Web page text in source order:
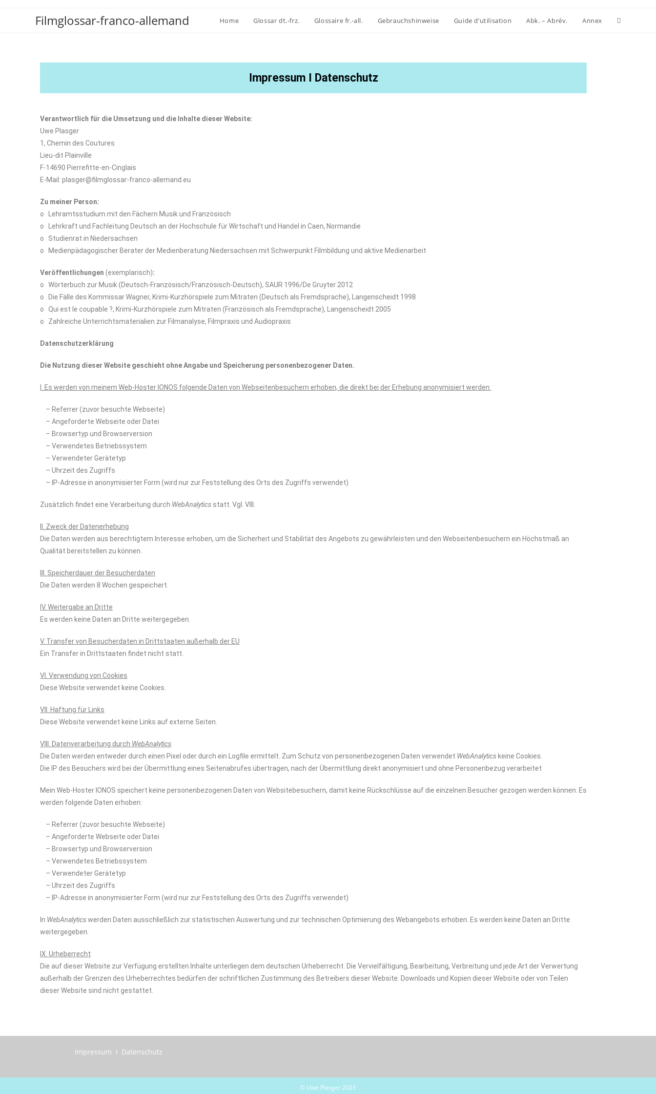
Filmglossar-franco-allemand Home Glossar dt.-frz. Glossaire fr.-all. Gebrauchshinweise Guide d’utilisation Abk. – Abrév. Annex
Impressum I Datenschutz
Verantwortlich für die Umsetzung und die Inhalte dieser Website:
Uwe Plasger
1, Chemin des Coutures
Lieu-dit Plainville
F-14690 Pierrefitte-en-Cinglais
E-Mail: plasger@filmglossar-franco-allemand.eu
Zu meiner Person:
o Lehramtsstudium mit den Fächern Musik und Französisch
o Lehrkraft und Fachleitung Deutsch an der Hochschule für Wirtschaft und Handel in Caen, Normandie
o Studienrat in Niedersachsen
o Medienpädagogischer Berater der Medienberatung Niedersachsen mit Schwerpunkt Filmbildung und aktive Medienarbeit
Veröffentlichungen (exemplarisch):
o Wörterbuch zur Musik (Deutsch-Französisch/Französisch-Deutsch), SAUR 1996/De Gruyter 2012
o Die Fälle des Kommissar Wagner, Krimi-Kurzhörspiele zum Mitraten (Deutsch als Fremdsprache), Langenscheidt 1998
o Qui est le coupable ?, Krimi-Kurzhörspiele zum Mitraten (Französisch als Fremdsprache), Langenscheidt 2005
o Zahlreiche Unterrichtsmaterialien zur Filmanalyse, Filmpraxis und Audiopraxis
Datenschutzerklärung
Die Nutzung dieser Website geschieht ohne Angabe und Speicherung personenbezogener Daten.
I. Es werden von meinem Web-Hoster IONOS folgende Daten von Webseitenbesuchern erhoben, die direkt bei der Erhebung anonymisiert werden:
– Referrer (zuvor besuchte Webseite)
– Angeforderte Webseite oder Datei
– Browsertyp und Browserversion
– Verwendetes Betriebssystem
– Verwendeter Gerätetyp
– Uhrzeit des Zugriffs
– IP-Adresse in anonymisierter Form (wird nur zur Feststellung des Orts des Zugriffs verwendet)
Zusätzlich findet eine Verarbeitung durch WebAnalytics statt. Vgl. VIII.
II. Zweck der Datenerhebung
Die Daten werden aus berechtigtem Interesse erhoben, um die Sicherheit und Stabilität des Angebots zu gewährleisten und den Webseitenbesuchern ein Höchstmaß an
Qualität bereitstellen zu können.
III. Speicherdauer der Besucherdaten
Die Daten werden 8 Wochen gespeichert.
IV. Weitergabe an Dritte
Es werden keine Daten an Dritte weitergegeben.
V. Transfer von Besucherdaten in Drittstaaten außerhalb der EU
Ein Transfer in Drittstaaten findet nicht statt.
VI. Verwendung von Cookies
Diese Website verwendet keine Cookies.
VII. Haftung für Links
Diese Website verwendet keine Links auf externe Seiten.
VIII. Datenverarbeitung durch WebAnalytics
Die Daten werden entweder durch einen Pixel oder durch ein Logfile ermittelt. Zum Schutz von personenbezogenen Daten verwendet WebAnalytics keine Cookies.
Die IP des Besuchers wird bei der Übermittlung eines Seitenabrufes übertragen, nach der Übermittlung direkt anonymisiert und ohne Personenbezug verarbeitet
Mein Web-Hoster IONOS speichert keine personenbezogenen Daten von Websitebesuchern, damit keine Rückschlüsse auf die einzelnen Besucher gezogen werden können. Es
werden folgende Daten erhoben:
– Referrer (zuvor besuchte Webseite)
– Angeforderte Webseite oder Datei
– Browsertyp und Browserversion
– Verwendetes Betriebssystem
– Verwendeter Gerätetyp
– Uhrzeit des Zugriffs
– IP-Adresse in anonymisierter Form (wird nur zur Feststellung des Orts des Zugriffs verwendet)
In WebAnalyticswerden Daten ausschließlich zur statistischen Auswertung und zur technischen Optimierung des Webangebots erhoben. Es werden keine Daten an Dritte
weitergegeben.
IX. Urheberrecht
Die auf dieser Website zur Verfügung erstellten Inhalte unterliegen dem deutschen Urheberrecht. Die Vervielfältigung, Bearbeitung, Verbreitung und jede Art der Verwertung
außerhalb der Grenzen des Urheberrechtes bedürfen der schriftlichen Zustimmung des Betreibers dieser Website. Downloads und Kopien dieser Website oder von Teilen
dieser Website sind nicht gestattet.
Impressum I Datenschutz
© Uwe Plasger 2023